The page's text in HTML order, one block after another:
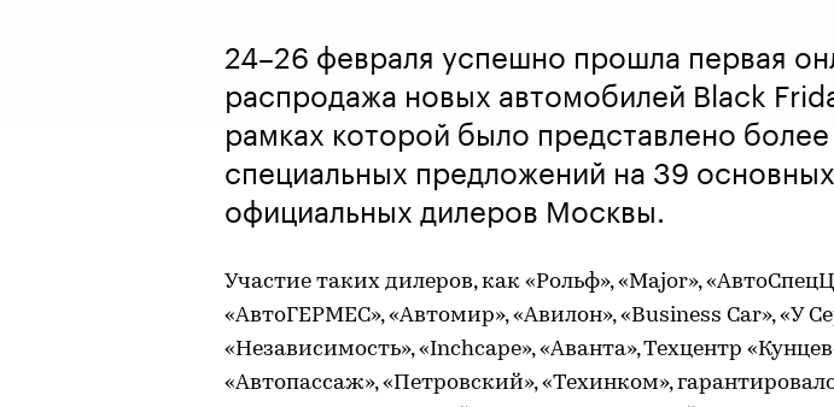
24–26 февраля успешно прошла первая
распродажа новых автомобилей Black
рамках которой было представлено
специальных предложений на 39
официальных дилеров Москвы.
Участие таких дилеров, как «Рольф», «Major»,
«АвтоГЕРМЕС», «Автомир», «Авилон», «Business Car», «У
«Независимость», «Inchcape», «Аванта», Техцентр
«Автопассаж», «Петровский», «Техинком»,